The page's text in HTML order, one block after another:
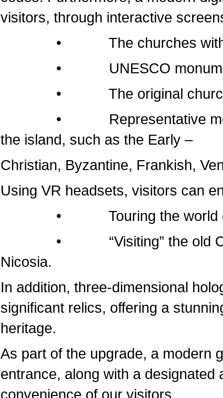
visitors, through interactive
• The churches within
• UNESCO
• The original churches
• Representative
the island, such as the Early –
Christian, Byzantine, Frankish,
Using VR headsets, visitors can
• Touring the world of
• “Visiting” the old
Nicosia.
In addition, three-dimensional
significant relics, offering a
heritage.
As part of the upgrade, a modern
entrance, along with a
convenience of our visitors.